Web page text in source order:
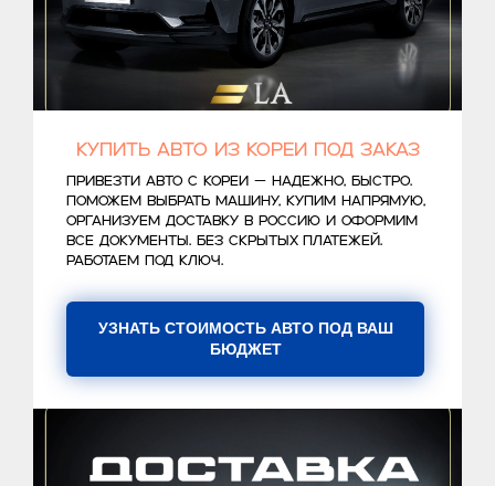
Купить авто из Кореи под заказ
Привезти авто с Кореи — надежно, быстро.
Поможем выбрать машину, купим напрямую,
организуем доставку в Россию и оформим
все документы. Без скрытых платежей.
Работаем под ключ.
УЗНАТЬ СТОИМОСТЬ АВТО ПОД ВАШ
БЮДЖЕТ